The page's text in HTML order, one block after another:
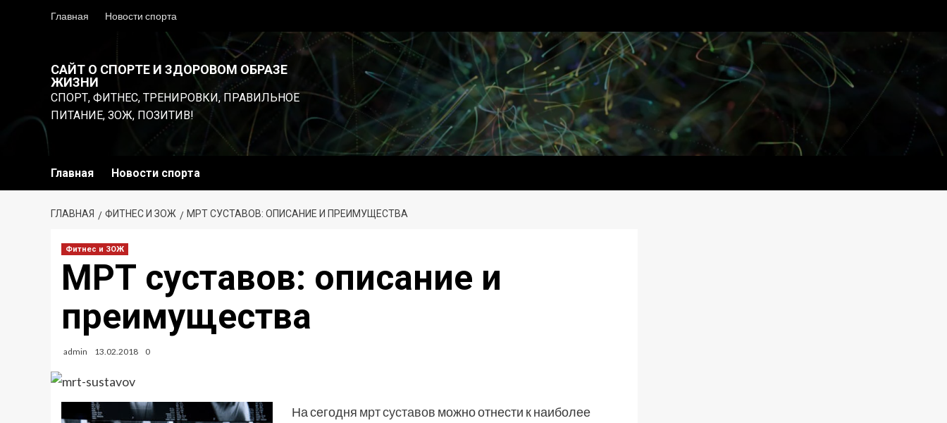
Главная Новости спорта
САЙТ О СПОРТЕ И ЗДОРОВОМ ОБРАЗЕ
ЖИЗНИ
СПОРТ, ФИТНЕС, ТРЕНИРОВКИ, ПРАВИЛЬНОЕ
ПИТАНИЕ, ЗОЖ, ПОЗИТИВ!
Главная Новости спорта
ГЛАВНАЯ ФИТНЕС И ЗОЖ МРТ СУСТАВОВ: ОПИСАНИЕ И ПРЕИМУЩЕСТВА
Фитнес и ЗОЖ
МРТ суставов: описание и
преимущества
admin 13.02.2018 0
На сегодня мрт суставов можно отнести к наиболее